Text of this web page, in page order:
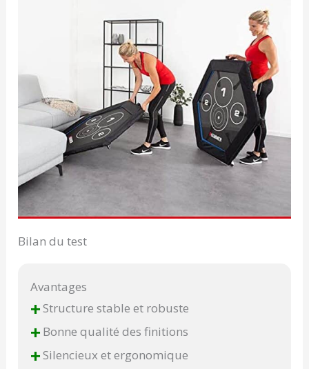
Bilan du test
Avantages
+Structure stable et robuste
+ Bonne qualité des finitions
+Silencieux et ergonomique